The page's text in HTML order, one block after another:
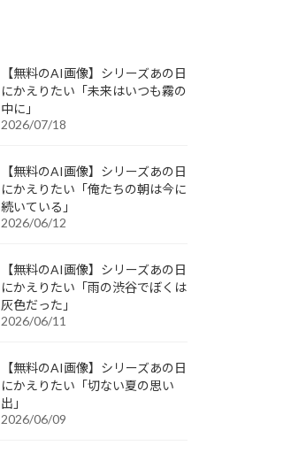
【無料のAI画像】シリーズあの日
にかえりたい「未来はいつも霧の
中に」
2026/07/18
【無料のAI画像】シリーズあの日
にかえりたい「俺たちの朝は今に
続いている」
2026/06/12
【無料のAI画像】シリーズあの日
にかえりたい「雨の渋谷でぼくは
灰色だった」
2026/06/11
【無料のAI画像】シリーズあの日
にかえりたい「切ない夏の思い
出」
2026/06/09